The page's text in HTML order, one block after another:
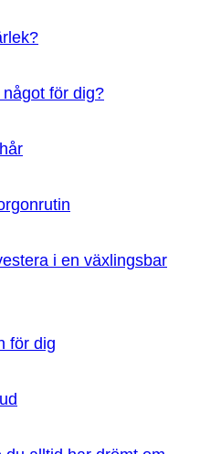
för dig?
i en växlingsbar
för dig